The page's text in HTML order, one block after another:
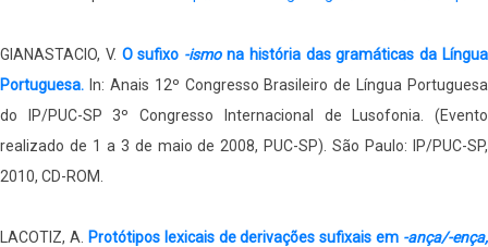
GIANASTACIO, V. O sufixo -ismona história das gramáticas da Língua
Portuguesa. In: Anais 12º Congresso Brasileiro de Língua Portuguesa
do IP/PUC-SP 3º Congresso Internacional de Lusofonia. (Evento
realizado de 1 a 3 de maio de 2008, PUC-SP). São Paulo: IP/PUC-SP,
2010, CD-ROM.
LACOTIZ, A. Protótipos lexicais de derivações sufixais em -ança/-ença,